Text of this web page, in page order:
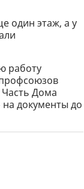
один этаж, а у
работу
Дома
на документы до